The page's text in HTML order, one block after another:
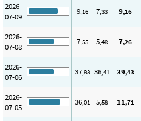
2026-
07-09
9,16 7,33 9,16
2026-
07-08
7,55 5,48 7,26
2026-
07-06
37,88 36,41 39,43
2026-
07-05
36,01 5,58 11,71